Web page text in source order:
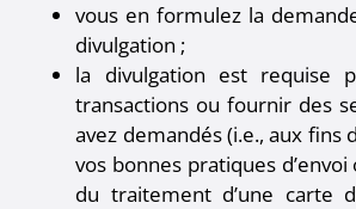
vous en formulez la
divulgation ;
la divulgation est requise
transactions ou fournir des
avez demandés (i.e., aux fins
vos bonnes pratiques
du traitement d’une carte